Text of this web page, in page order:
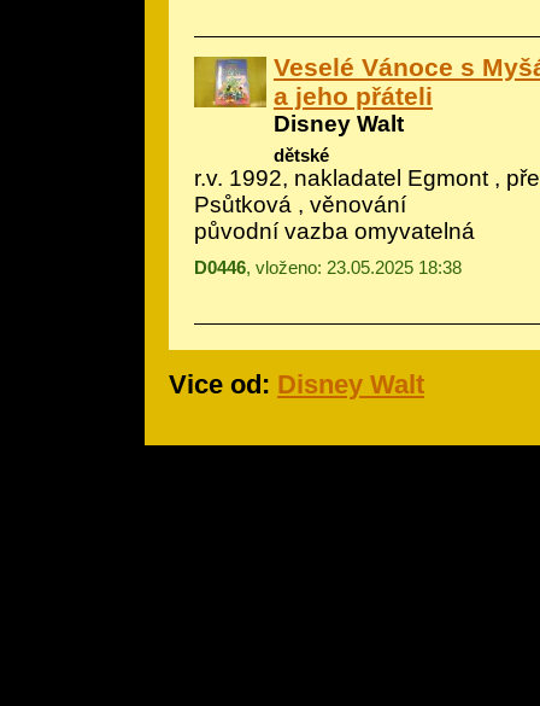
Veselé Vánoce s
a jeho přáteli
Disney Walt
dětské
r.v. 1992, nakladatel Egmont ,
Psůtková , věnování
původní vazba omyvatelná
D0446, vloženo: 23.05.2025 18:38
Vice od: Disney Walt